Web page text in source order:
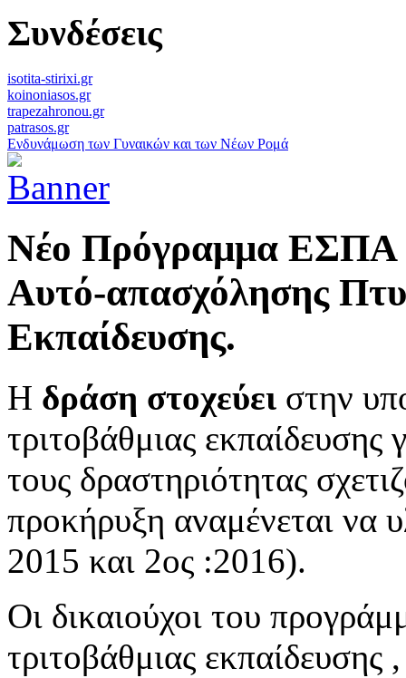
Συνδέσεις
isotita-stirixi.gr
koinoniasos.gr
trapezahronou.gr
patrasos.gr
Ενδυνάμωση των Γυναικών και των Νέων Ρομά
Νέο Πρόγραμμα ΕΣΠΑ
Αυτό-απασχόλησης
Εκπαίδευσης.
Η δράση στοχεύει στην
τριτοβάθμιας
τους δραστηριότητας
προκήρυξη αναμένεται να
2015 και 2ος :2016).
Οι δικαιούχοι του
τριτοβάθμιας